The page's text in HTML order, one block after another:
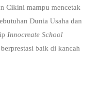
Cikini mampu mencetak
Dunia Usaha dan
Innocreate School
baik di kancah